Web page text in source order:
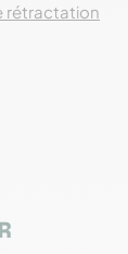
rétractation